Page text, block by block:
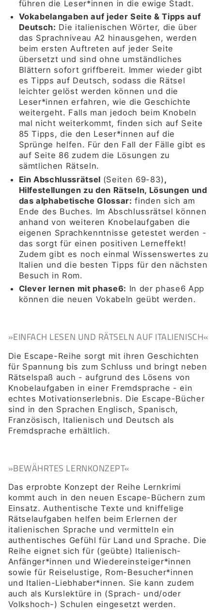
führen die Leser*innen in die ewige Stadt.
Vokabelangaben auf jeder Seite & Tipps auf
Deutsch: Die italienischen Wörter, die über
das Sprachniveau A2 hinausgehen, werden
beim ersten Auftreten auf jeder Seite
übersetzt und sind ohne umständliches
Blättern sofort griffbereit. Immer wieder gibt
es Tipps auf Deutsch, sodass die Rätsel
leichter gelöst werden können und die
Leser*innen erfahren, wie die Geschichte
weitergeht. Falls man jedoch beim Knobeln
mal nicht weiterkommt, finden sich auf Seite
85 Tipps, die den Leser*innen auf die
Sprünge helfen. Für den Fall der Fälle gibt es
auf Seite 86 zudem die Lösungen zu
sämtlichen Rätseln.
Ein Abschlussrätsel (Seiten 69-83),
Hilfestellungen zu den Rätseln, Lösungen und
das alphabetische Glossar: finden sich am
Ende des Buches. Im Abschlussrätsel können
anhand von weiteren Knobelaufgaben die
eigenen Sprachkenntnisse getestet werden -
das sorgt für einen positiven Lerneffekt!
Zudem gibt es noch einmal Wissenswertes zu
Italien und die besten Tipps für den nächsten
Besuch in Rom.
Clever lernen mit phase6: In der phase6 App
können die neuen Vokabeln geübt werden.
»EINFACH LESEN UND RÄTSELN AUF ITALIENISCH«
Die Escape-Reihe sorgt mit ihren Geschichten
für Spannung bis zum Schluss und bringt neben
Rätselspaß auch - aufgrund des Lösens von
Knobelaufgaben in einer Fremdsprache - ein
echtes Motivationserlebnis. Die Escape-Bücher
sind in den Sprachen Englisch, Spanisch,
Französisch, Italienisch und Deutsch als
Fremdsprache erhältlich.
»BEWÄHRTES LERNKONZEPT«
Das erprobte Konzept der Reihe Lernkrimi
kommt auch in den neuen Escape-Büchern zum
Einsatz. Authentische Texte und kniffelige
Rätselaufgaben helfen beim Erlernen der
italienischen Sprache und vermitteln ein
authentisches Gefühl für Land und Sprache. Die
Reihe eignet sich für (geübte) Italienisch-
Anfänger*innen und Wiedereinsteiger*innen
sowie für Reiselustige, Rom-Besucher*innen
und Italien-Liebhaber*innen. Sie kann zudem
auch als Kurslektüre in (Sprach- und/oder
Volkshoch-) Schulen eingesetzt werden.